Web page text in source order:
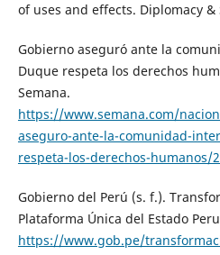
of uses and effects. Diplomacy &
Gobierno aseguró ante la
Duque respeta los derechos
Semana.
https://www.semana.com/
aseguro-ante-la-comunidad-
respeta-los-derechos-humanos/
Gobierno del Perú (s. f.).
Plataforma Única del Estado
https://www.gob.pe/